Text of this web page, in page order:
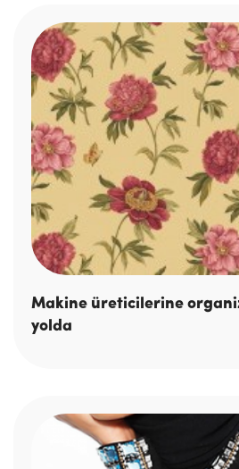
Makine üreticilerine
yolda